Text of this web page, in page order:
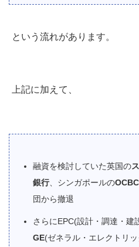
という流れがあります。
上記に加えて、
融資を検討していた英国の
銀行、シンガポールの
団から撤退
さらにEPC(設計・調達・建
GE(ゼネラル・エレクトリ